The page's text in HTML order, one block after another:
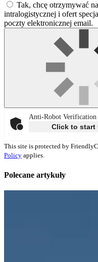
Tak, chcę otrzymywać
intralogistycznej i ofert
poczty elektronicznej email.
Anti-Robot Verification
Click to start
This site is protected by
Policy applies.
Polecane artykuły